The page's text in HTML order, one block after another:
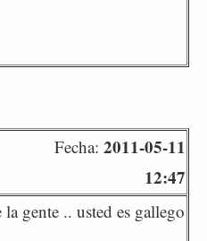
Fecha: 2011-05-11
12:47
gente .. usted es gallego